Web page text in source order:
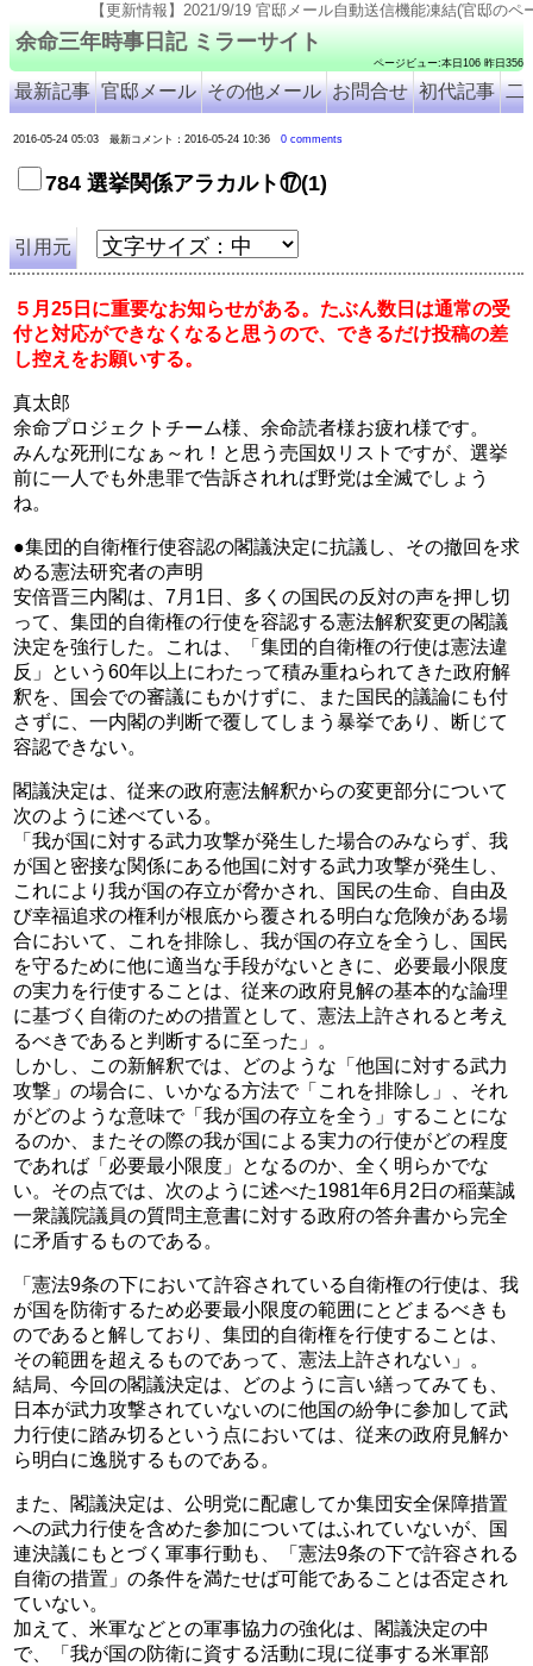
余命三年時事日記 ミラーサイト
ページビュー:本日106 昨日356
最新記事 官邸メール その他メール お問合せ 初代記事 二
2016-05-24 05:03 最新コメント：2016-05-24 10:36 0 comments
784 選挙関係アラカルト⑰(1)
引用元
５月25日に重要なお知らせがある。たぶん数日は通常の受
付と対応ができなくなると思うので、できるだけ投稿の差
し控えをお願いする。
真太郎
余命プロジェクトチーム様、余命読者様お疲れ様です。
みんな死刑になぁ～れ！と思う売国奴リストですが、選挙
前に一人でも外患罪で告訴されれば野党は全滅でしょう
ね。
●集団的自衛権行使容認の閣議決定に抗議し、その撤回を求
める憲法研究者の声明
安倍晋三内閣は、7月1日、多くの国民の反対の声を押し切
って、集団的自衛権の行使を容認する憲法解釈変更の閣議
決定を強行した。これは、「集団的自衛権の行使は憲法違
反」という60年以上にわたって積み重ねられてきた政府解
釈を、国会での審議にもかけずに、また国民的議論にも付
さずに、一内閣の判断で覆してしまう暴挙であり、断じて
容認できない。
閣議決定は、従来の政府憲法解釈からの変更部分について
次のように述べている。
「我が国に対する武力攻撃が発生した場合のみならず、我
が国と密接な関係にある他国に対する武力攻撃が発生し、
これにより我が国の存立が脅かされ、国民の生命、自由及
び幸福追求の権利が根底から覆される明白な危険がある場
合において、これを排除し、我が国の存立を全うし、国民
を守るために他に適当な手段がないときに、必要最小限度
の実力を行使することは、従来の政府見解の基本的な論理
に基づく自衛のための措置として、憲法上許されると考え
るべきであると判断するに至った」。
しかし、この新解釈では、どのような「他国に対する武力
攻撃」の場合に、いかなる方法で「これを排除し」、それ
がどのような意味で「我が国の存立を全う」することにな
るのか、またその際の我が国による実力の行使がどの程度
であれば「必要最小限度」となるのか、全く明らかでな
い。その点では、次のように述べた1981年6月2日の稲葉誠
一衆議院議員の質問主意書に対する政府の答弁書から完全
に矛盾するものである。
「憲法9条の下において許容されている自衛権の行使は、我
が国を防衛するため必要最小限度の範囲にとどまるべきも
のであると解しており、集団的自衛権を行使することは、
その範囲を超えるものであって、憲法上許されない」。
結局、今回の閣議決定は、どのように言い繕ってみても、
日本が武力攻撃されていないのに他国の紛争に参加して武
力行使に踏み切るという点においては、従来の政府見解か
ら明白に逸脱するものである。
また、閣議決定は、公明党に配慮してか集団安全保障措置
への武力行使を含めた参加についてはふれていないが、国
連決議にもとづく軍事行動も、「憲法9条の下で許容される
自衛の措置」の条件を満たせば可能であることは否定され
ていない。
加えて、米軍などとの軍事協力の強化は、閣議決定の中
で、「我が国の防衛に資する活動に現に従事する米軍部
【更新情報】2021/9/19 官邸メール自動送信機能凍結(官邸のページ仕